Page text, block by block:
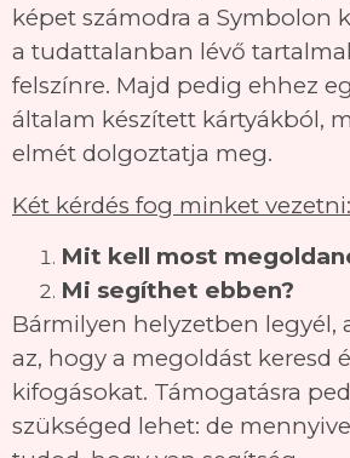
képet számodra a Symbolon
a tudattalanban lévő
felszínre. Majd pedig ehhez
általam készített kártyákból,
elmét dolgoztatja meg.
Két kérdés fog minket vezetni:
Mit kell most
Mi segíthet ebben?
Bármilyen helyzetben legyél,
az, hogy a megoldást keresd
kifogásokat. Támogatásra
szükséged lehet: de